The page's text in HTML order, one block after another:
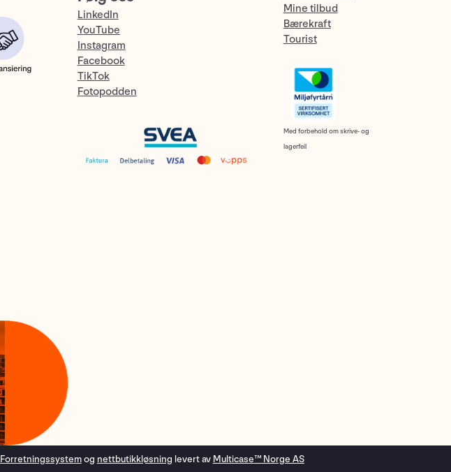
LinkedIn
YouTube
Instagram
Facebook
TikTok
Fotopodden
Mine tilbud
Bærekraft
Tourist
Med forbehold om skrive- og
lagerfeil
Forretningssystemog nettbutikkløsning levert av Multicase™ Norge AS